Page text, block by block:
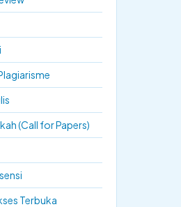
(Call for Papers)
Terbuka